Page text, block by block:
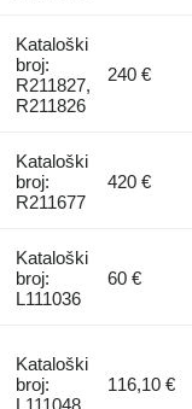
Kataloški
broj:
R211827,
R211826
240 €
Kataloški
broj:
R211677
420 €
Kataloški
broj:
L111036
60 €
Kataloški
broj:
L111048
116,10 €